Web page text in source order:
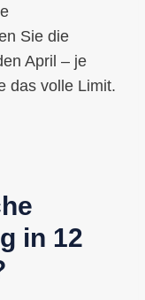
Sie die
April – je
das volle Limit.
in 12